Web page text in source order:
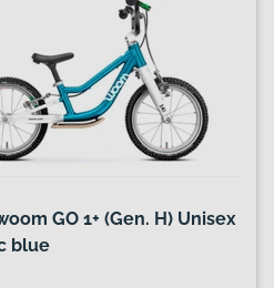
GO 1+ (Gen. H) Unisex
blue